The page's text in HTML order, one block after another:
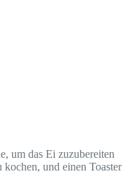
um das Ei zuzubereiten
und einen Toaster